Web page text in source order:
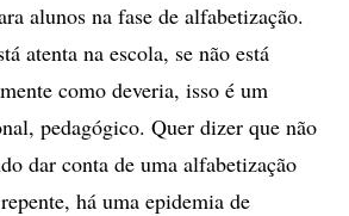
alunos na fase de alfabetização.
atenta na escola, se não está
como deveria, isso é um
pedagógico. Quer dizer que não
dar conta de uma alfabetização
há uma epidemia de